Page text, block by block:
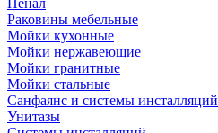
Пенал
Раковины мебельные
Мойки кухонные
Мойки нержавеющие
Мойки гранитные
Мойки стальные
Санфаянс и системы инсталляций
Унитазы